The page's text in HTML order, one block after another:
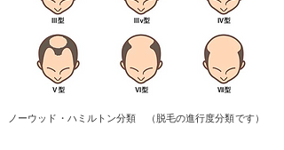
ノーウッド・ハミルトン分類 （脱毛の進行度分類です）